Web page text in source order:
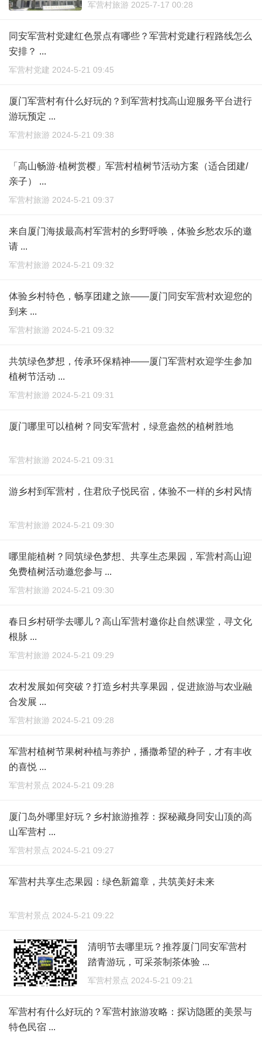
军营村旅游 2025-7-17 00:28
同安军营村党建红色景点有哪些？军营村党建行程路线怎么
安排？ ...
军营村党建 2024-5-21 09:45
厦门军营村有什么好玩的？到军营村找高山迎服务平台进行
游玩预定 ...
军营村旅游 2024-5-21 09:38
「高山畅游·植树赏樱」军营村植树节活动方案（适合团建/
亲子） ...
军营村旅游 2024-5-21 09:37
来自厦门海拔最高村军营村的乡野呼唤，体验乡愁农乐的邀
请 ...
军营村旅游 2024-5-21 09:32
体验乡村特色，畅享团建之旅——厦门同安军营村欢迎您的
到来 ...
军营村旅游 2024-5-21 09:32
共筑绿色梦想，传承环保精神——厦门军营村欢迎学生参加
植树节活动 ...
军营村旅游 2024-5-21 09:31
厦门哪里可以植树？同安军营村，绿意盎然的植树胜地
军营村旅游 2024-5-21 09:31
游乡村到军营村，住君欣子悦民宿，体验不一样的乡村风情
军营村旅游 2024-5-21 09:30
哪里能植树？同筑绿色梦想、共享生态果园，军营村高山迎
免费植树活动邀您参与 ...
军营村旅游 2024-5-21 09:30
春日乡村研学去哪儿？高山军营村邀你赴自然课堂，寻文化
根脉 ...
军营村旅游 2024-5-21 09:29
农村发展如何突破？打造乡村共享果园，促进旅游与农业融
合发展 ...
军营村旅游 2024-5-21 09:28
军营村植树节果树种植与养护，播撒希望的种子，才有丰收
的喜悦 ...
军营村景点 2024-5-21 09:28
厦门岛外哪里好玩？乡村旅游推荐：探秘藏身同安山顶的高
山军营村 ...
军营村景点 2024-5-21 09:27
军营村共享生态果园：绿色新篇章，共筑美好未来
军营村景点 2024-5-21 09:22
清明节去哪里玩？推荐厦门同安军营村
踏青游玩，可采茶制茶体验 ...
军营村景点 2024-5-21 09:21
军营村有什么好玩的？军营村旅游攻略：探访隐匿的美景与
特色民宿 ...